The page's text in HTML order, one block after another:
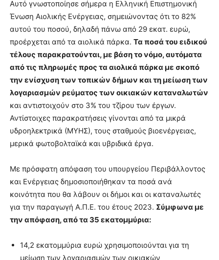
Αυτό γνωστοποίησε σήμερα η Ελληνική Επιστημονική
Ένωση Αιολικής Ενέργειας, σημειώνοντας ότι το 82%
αυτού του ποσού, δηλαδή πάνω από 29 εκατ. ευρώ,
προέρχεται από τα αιολικά πάρκα. Τα ποσά του ειδικού
τέλους παρακρατούνται, με βάση το νόμο, αυτόματα
από τις πληρωμές προς τα αιολικά πάρκα με σκοπό
την ενίσχυση των τοπικών δήμων και τη μείωση των
λογαριασμών ρεύματος των οικιακών καταναλωτών
και αντιστοιχούν στο 3% του τζίρου των έργων.
Αντίστοιχες παρακρατήσεις γίνονται από τα μικρά
υδροηλεκτρικά (ΜΥΗΣ), τους σταθμούς βιοενέργειας,
μερικά φωτοβολταϊκά και υβριδικά έργα.
Με πρόσφατη απόφαση του υπουργείου Περιβάλλοντος
και Ενέργειας δημοσιοποιήθηκαν τα ποσά ανά
κοινότητα που θα λάβουν οι δήμοι και οι καταναλωτές
για την παραγωγή Α.Π.Ε. του έτους 2023. Σύμφωνα με
την απόφαση, από τα 35 εκατομμύρια:
14,2 εκατομμύρια ευρώ χρησιμοποιούνται για τη
μείωση των λογαριασμών των οικιακών